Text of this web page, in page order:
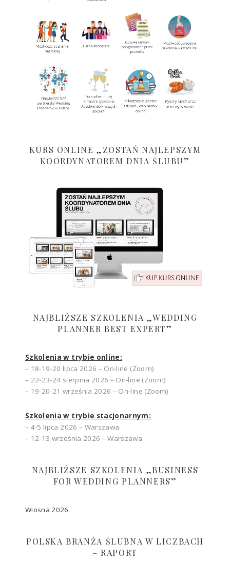
KURS ONLINE „ZOSTAŃ NAJLEPSZYM
KOORDYNATOREM DNIA ŚLUBU”
NAJBLIŻSZE SZKOLENIA „WEDDING
PLANNER BEST EXPERT”
Szkolenia w trybie online:
– 18-19-20 lipca 2026 – On-line (Zoom)
– 22-23-24 sierpnia 2026 – On-line (Zoom)
– 19-20-21 września 2026 – On-line (Zoom)
Szkolenia w trybie stacjonarnym:
– 4-5 lipca 2026 – Warszawa
– 12-13 września 2026 – Warszawa
NAJBLIŻSZE SZKOLENIA „BUSINESS
FOR WEDDING PLANNERS”
Wiosna 2026
POLSKA BRANŻA ŚLUBNA W LICZBACH
– RAPORT